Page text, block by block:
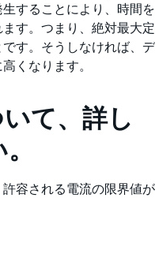
することにより、時間を
す。つまり、絶対最大定
す。そうしなければ、デ
くなります。
て、詳し
容される電流の限界値が